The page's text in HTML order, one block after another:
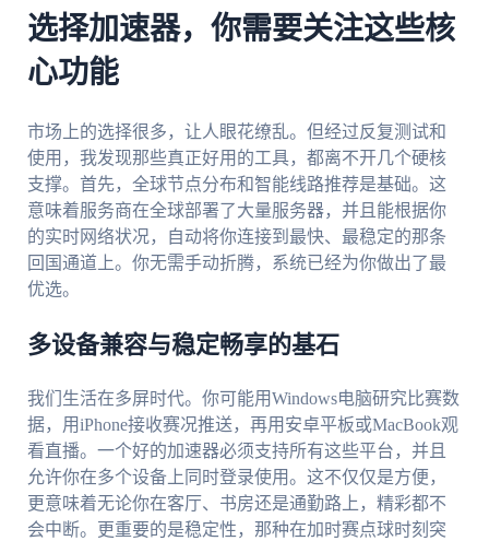
选择加速器，你需要关注这些核
心功能
市场上的选择很多，让人眼花缭乱。但经过反复测试和
使用，我发现那些真正好用的工具，都离不开几个硬核
支撑。首先，全球节点分布和智能线路推荐是基础。这
意味着服务商在全球部署了大量服务器，并且能根据你
的实时网络状况，自动将你连接到最快、最稳定的那条
回国通道上。你无需手动折腾，系统已经为你做出了最
优选。
多设备兼容与稳定畅享的基石
我们生活在多屏时代。你可能用Windows电脑研究比赛数
据，用iPhone接收赛况推送，再用安卓平板或MacBook观
看直播。一个好的加速器必须支持所有这些平台，并且
允许你在多个设备上同时登录使用。这不仅仅是方便，
更意味着无论你在客厅、书房还是通勤路上，精彩都不
会中断。更重要的是稳定性，那种在加时赛点球时刻突